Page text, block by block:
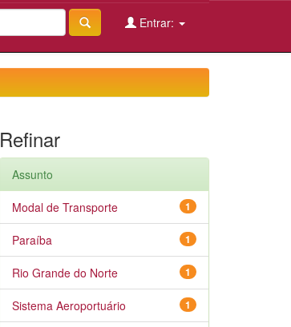
Entrar:
Refinar
Assunto
1
Modal de Transporte
1
Paraíba
1
Rio Grande do Norte
1
Sistema Aeroportuário